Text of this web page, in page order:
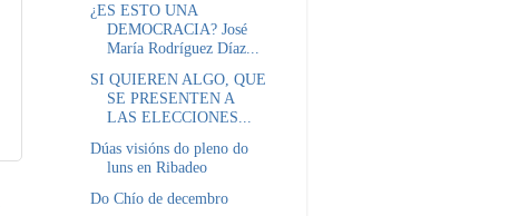
¿ES ESTO UNA
DEMOCRACIA? José
María Rodríguez Díaz...
SI QUIEREN ALGO, QUE
SE PRESENTEN A
LAS ELECCIONES...
Dúas visións do pleno do
luns en Ribadeo
Do Chío de decembro